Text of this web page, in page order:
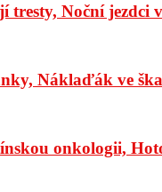
tresty, Noční jezdci
Náklaďák ve
onkologii,